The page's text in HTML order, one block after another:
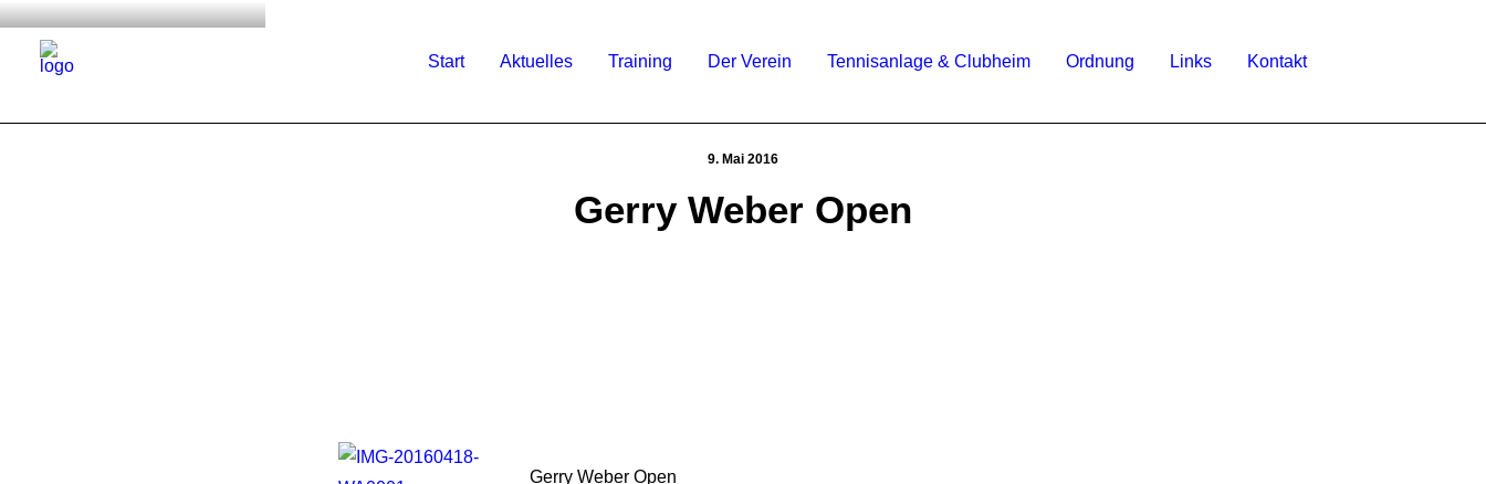
Start Aktuelles Training Der Verein Tennisanlage & Clubheim Ordnung Links Kontakt
9. Mai 2016
Gerry Weber Open
Gerry Weber Open